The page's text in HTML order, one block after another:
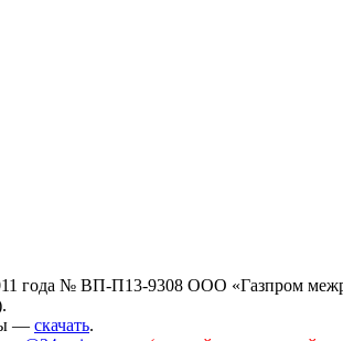
года № ВП-П13-9308 ООО «Газпром
— скачать.